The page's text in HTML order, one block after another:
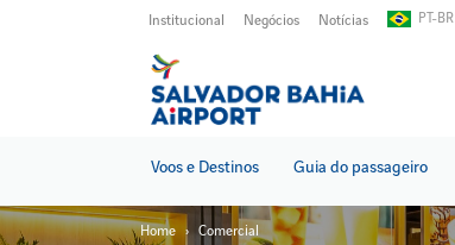
Institucional Negócios Notícias PT-BR
Voos e Destinos Guia do passageiro
Home Comercial